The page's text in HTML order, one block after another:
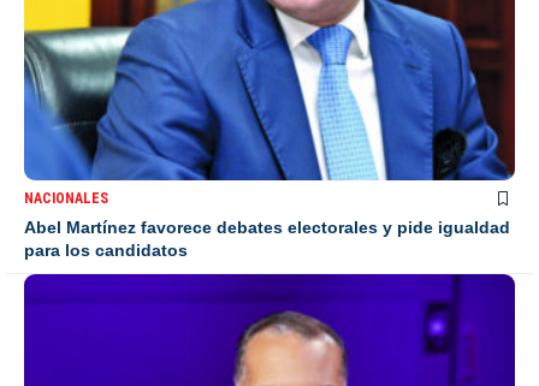
NACIONALES
Abel Martínez favorece debates electorales y pide igualdad
para los candidatos